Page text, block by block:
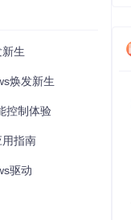
生
焕发新生
控制体验
指南
驱动